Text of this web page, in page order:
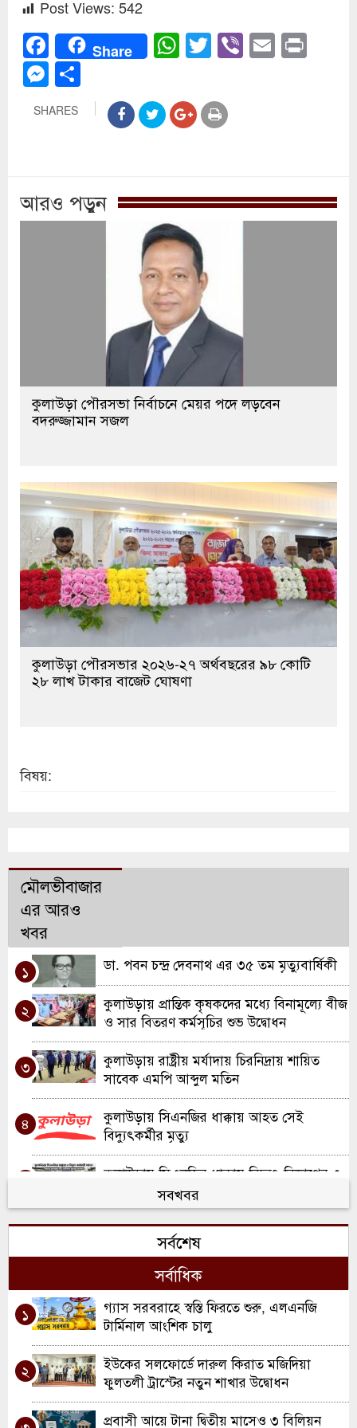
Post Views: 542
Facebook
Share WhatsApp
Twitter
Viber
Email
Messenger
SHARES
আরও পড়ুন
কুলাউড়া পৌরসভা নির্বাচনে মেয়র পদে লড়বেন
বদরুজ্জামান সজল
কুলাউড়া পৌরসভার ২০২৬-২৭ অর্থবছরের ৯৮ কোটি
২৮ লাখ টাকার বাজেট ঘোষণা
বিষয়:
মৌলভীবাজার
এর আরও
খবর
১ ডা. পবন চন্দ্র দেবনাথ এর ৩৫ তম মৃত্যুবার্ষিকী
২
কুলাউড়ায় প্রান্তিক কৃষকদের মধ্যে বিনামূল্যে বীজ
ও সার বিতরণ কর্মসূচির শুভ উদ্বোধন
৩
কুলাউড়ায় রাষ্ট্রীয় মর্যাদায় চিরনিদ্রায় শায়িত
সাবেক এমপি আব্দুল মতিন
৪
কুলাউড়ায় সিএনজির ধাক্কায় আহত সেই
বিদ্যুৎকর্মীর মৃত্যু
কুলাউড়ায় সিএনজির ধাক্কায় বিদ্যুৎ বিভাগের ৩
কর্মী আহত; একজন আইসিইউতে
খাল খননে নতুন দিগন্ত: কুলাউড়ায় ২ কোটি
টাকার প্রকল্পের যাত্রা
৭ মৌলভীবাজারে ১৩ ডাকাতের যাবজ্জীবন কারাদণ্ড
৮
কুলাউড়ায় ইউএনও পদে রদবদল, দায়িত্বে
আসছেন সানজিদা আক্তার
৯
রবিরবাজার-কর্মধা সড়ক সংস্কারে অনিয়মের
অভিযোগ
সবখবর
সর্বশেষ
সর্বাধিক
১
গ্যাস সরবরাহে স্বস্তি ফিরতে শুরু, এলএনজি
টার্মিনাল আংশিক চালু
২
ইউকের সলফোর্ডে দারুল কিরাত মজিদিয়া
ফুলতলী ট্রাস্টের নতুন শাখার উদ্বোধন
প্রবাসী আয়ে টানা দ্বিতীয় মাসেও ৩ বিলিয়ন